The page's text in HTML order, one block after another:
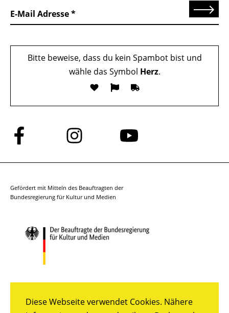
Diese Webseite verwendet Cookies. Nähere
E-Mail Adresse Senden
Bitte beweise, dass du kein Spambot bist und
wähle das Symbol Herz.
Folge
uns
auf
Folge
uns
auf
Folge
auf
Gefördert mit Mitteln des Beauftragten der
Bundesregierung für Kultur und Medien